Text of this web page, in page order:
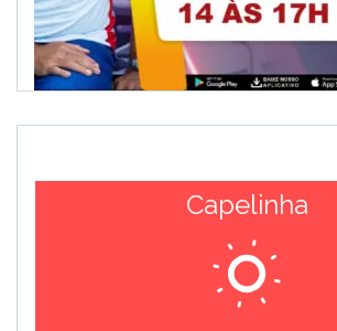
Capelinha